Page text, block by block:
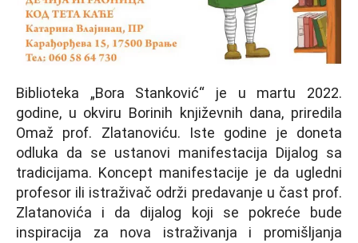
Biblioteka „Bora Stanković“ je u martu 2022.
godine, u okviru Borinih književnih dana, priredila
Omaž prof. Zlatanoviću. Iste godine je doneta
odluka da se ustanovi manifestacija Dijalog sa
tradicijama. Koncept manifestacije je da ugledni
profesor ili istraživač održi predavanje u čast prof.
Zlatanovića i da dijalog koji se pokreće bude
inspiracija za nova istraživanja i promišlјanja